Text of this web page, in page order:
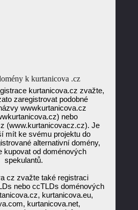
k kurtanicova .cz
kurtanicova.cz zvažte,
zaregistrovat podobné
wwwkurtanicova.cz
nebo
(www.kurtanicovacz.cz). Je
mít ke svému projektu do
alternativní domény,
kupovat od doménových
spekulantů.
cz zvažte také registraci
nebo ccTLDs doménových
kurtanicova.eu,
kurtanicova.net,